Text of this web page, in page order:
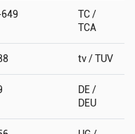
TC /
TCA
tv / TUV
DE /
DEU